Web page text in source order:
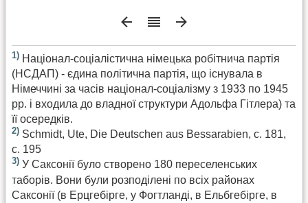
1) Націонал-соціалістична німецька робітнича партія
(НСДАП) - єдина політична партія, що існувала в
Німеччині за часів націонал-соціалізму з 1933 по 1945
рр. і входила до владної структури Адольфа Гітлера) та
її осередків.
2) Schmidt, Ute, Die Deutschen aus Bessarabien, с. 181,
с. 195
3) У Саксонії було створено 180 переселенських
таборів. Вони були розподілені по всіх районах
Саксонії (в Ерцгебірге, у Фогтланді, в Ельбгебірге, в